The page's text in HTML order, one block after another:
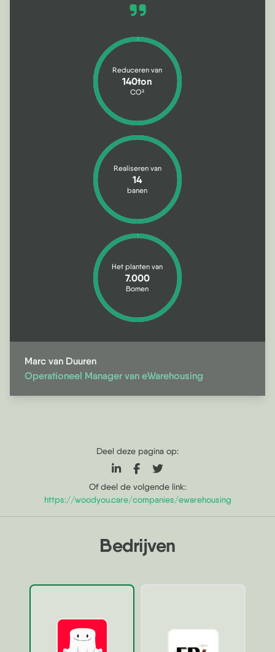
Reduceren van
140ton
CO2
Realiseren van
14
banen
Het planten van
7.000
Bomen
Marc van Duuren
Operationeel Manager van eWarehousing
Deel deze pagina op:
Of deel de volgende link:
https://woodyou.care/companies/ewarehousing
Bedrijven